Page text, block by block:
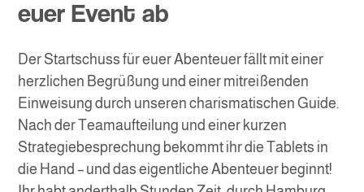
euer Event ab
Der Startschuss für euer Abenteuer fällt mit einer
herzlichen Begrüßung und einer mitreißenden
Einweisung durch unseren charismatischen Guide.
Nach der Teamaufteilung und einer kurzen
Strategiebesprechung bekommt ihr die Tablets in
die Hand – und das eigentliche Abenteuer beginnt!